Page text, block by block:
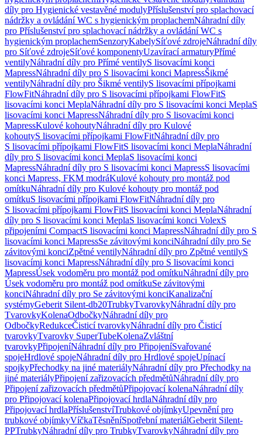
díly pro Hygienické vestavěné modulyPříslušenství pro splachovací
nádržky a ovládání WC s hygienickým proplachemNáhradní díly
pro Příslušenství pro splachovací nádržky a ovládání WC s
hygienickým proplachemSenzoryKabelySíťové zdrojeNáhradní díly
pro Síťové zdrojeSíťové komponentyUzavírací armaturyPřímé
ventilyNáhradní díly pro Přímé ventilyS lisovacími konci
MapressNáhradní díly pro S lisovacími konci MapressŠikmé
ventilyNáhradní díly pro Šikmé ventilyS lisovacími přípojkami
FlowFitNáhradní díly pro S lisovacími přípojkami FlowFitS
lisovacími konci MeplaNáhradní díly pro S lisovacími konci MeplaS
lisovacími konci MapressNáhradní díly pro S lisovacími konci
MapressKulové kohoutyNáhradní díly pro Kulové
kohoutyS lisovacími přípojkami FlowFitNáhradní díly pro
S lisovacími přípojkami FlowFitS lisovacími konci MeplaNáhradní
díly pro S lisovacími konci MeplaS lisovacími konci
MapressNáhradní díly pro S lisovacími konci MapressS lisovacími
konci Mapress, FKM modráKulové kohouty pro montáž pod
omítkuNáhradní díly pro Kulové kohouty pro montáž pod
omítkuS lisovacími přípojkami FlowFitNáhradní díly pro
S lisovacími přípojkami FlowFitS lisovacími konci MeplaNáhradní
díly pro S lisovacími konci MeplaS lisovacími konci VolexS
připojeními CompactS lisovacími konci MapressNáhradní díly pro S
lisovacími konci MapressSe závitovými konciNáhradní díly pro Se
závitovými konciZpětné ventilyNáhradní díly pro Zpětné ventilyS
lisovacími konci MapressNáhradní díly pro S lisovacími konci
MapressÚsek vodoměru pro montáž pod omítkuNáhradní díly pro
Úsek vodoměru pro montáž pod omítkuSe závitovými
konciNáhradní díly pro Se závitovými konciKanalizační
systémyGeberit Silent-db20TrubkyTvarovkyNáhradní díly pro
TvarovkyKolenaOdbočkyNáhradní díly pro
OdbočkyRedukceČisticí tvarovkyNáhradní díly pro Čisticí
tvarovkyTvarovky SuperTubeKolenaZvláštní
tvarovkyPřipojeníNáhradní díly pro PřipojeníSvařované
spojeHrdlové spojeNáhradní díly pro Hrdlové spojeUpínací
spojkyPřechodky na jiné materiályNáhradní díly pro Přechodky na
jiné materiályPřipojení zařizovacích předmětůNáhradní díly pro
Připojení zařizovacích předmětůPřipojovací kolenaNáhradní díly
pro Připojovací kolenaPřipojovací hrdlaNáhradní díly pro
Připojovací hrdlaPříslušenstvíTrubkové objímkyUpevnění pro
trubkové objímkyVíčkaTěsněníSpotřební materiálGeberit Silent-
PPTrubkyNáhradní díly pro TrubkyTvarovkyNáhradní díly pro